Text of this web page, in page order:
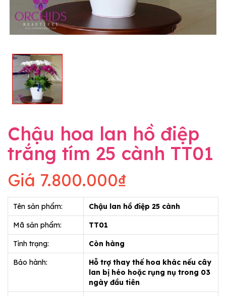
Chậu hoa lan hồ điệp
trắng tím 25 cành TT01
Giá 7.800.000₫
Tên sản phẩm: Chậu lan hồ điệp 25 cành
Mã sản phẩm: TT01
Tình trạng: Còn hàng
Bảo hành:
Hỗ trợ thay thế hoa khác nếu cây
lan bị héo hoặc rụng nụ trong 03
ngày đầu tiên